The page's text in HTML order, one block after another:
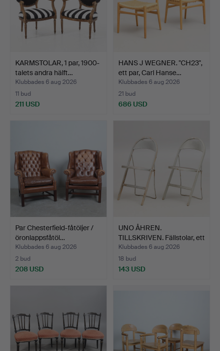
KARMSTOLAR, 1 par, 1900-
talets andra hälft…
Klubbades 6 aug 2026
11 bud
211 USD
HANS J WEGNER. "CH23",
ett par, Carl Hanse…
Klubbades 6 aug 2026
21 bud
686 USD
Par Chesterfield-fåtöljer /
öronlappsfåtöl…
Klubbades 6 aug 2026
2 bud
208 USD
UNO ÅHREN.
TILLSKRIVEN. Fällstolar, ett
pa…
Klubbades 6 aug 2026
18 bud
143 USD